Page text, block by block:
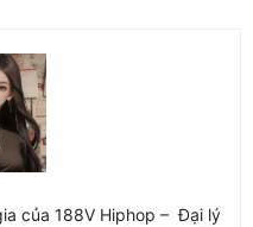
của 188V Hiphop – Đại lý